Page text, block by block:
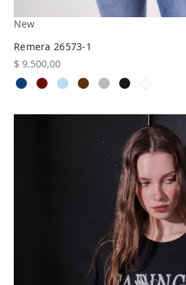
New
Remera 26573-1
$ 9.500,00